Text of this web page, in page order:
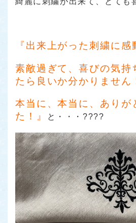
『出来上がった刺繍に感
素敵過ぎて、喜びの気持
たら良いか分かりません
本当に、本当に、ありが
た！』
と・・・????